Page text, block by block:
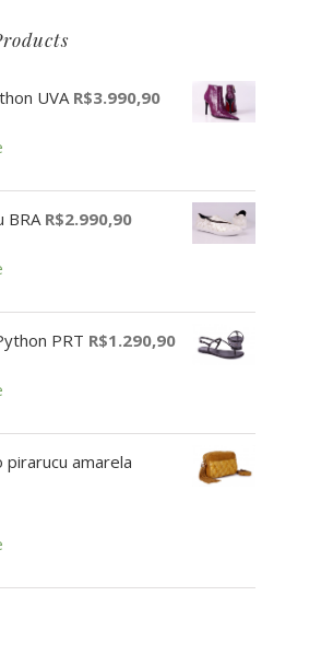
UVA R$3.990,90
BRA R$2.990,90
PRT R$1.290,90
pirarucu amarela